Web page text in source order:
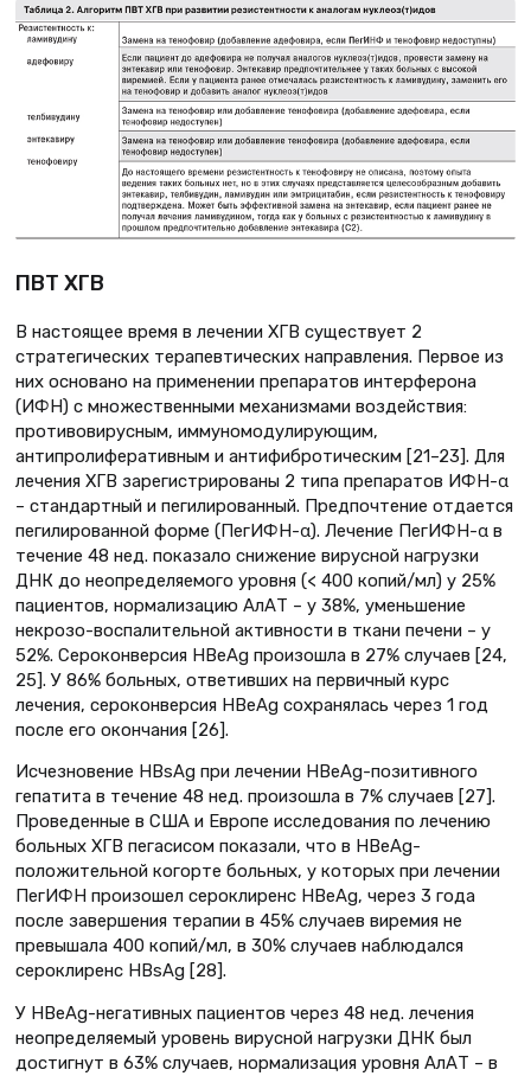
ПВТ ХГВ
В настоящее время в лечении ХГВ существует 2
стратегических терапевтических направления. Первое из
них основано на применении препаратов интерферона
(ИФН) с множественными механизмами воздействия:
противовирусным, иммуномодулирующим,
антипролиферативным и антифибротическим [21–23]. Для
лечения ХГВ зарегистрированы 2 типа препаратов ИФН-α
– стандартный и пегилированный. Предпочтение отдается
пегилированной форме (ПегИФН-α). Лечение ПегИФН-α в
течение 48 нед. показало снижение вирусной нагрузки
ДНК до неопределяемого уровня (< 400 копий/мл) у 25%
пациентов, нормализацию АлАТ – у 38%, уменьшение
некрозо-воспалительной активности в ткани печени – у
52%. Сероконверсия HBeAg произошла в 27% случаев [24,
25]. У 86% больных, ответивших на первичный курс
лечения, сероконверсия HBeAg сохранялась через 1 год
после его окончания [26].
Исчезновение HBsAg при лечении HBeAg-позитивного
гепатита в течение 48 нед. произошла в 7% случаев [27].
Проведенные в США и Европе исследования по лечению
больных ХГВ пегасисом показали, что в HBeAg-
положительной когорте больных, у которых при лечении
ПегИФН произошел сероклиренс HBeAg, через 3 года
после завершения терапии в 45% случаев виремия не
превышала 400 копий/мл, в 30% случаев наблюдался
сероклиренс HBsAg [28].
У HBeAg-негативных пациентов через 48 нед. лечения
неопределяемый уровень вирусной нагрузки ДНК был
достигнут в 63% случаев, нормализация уровня АлАТ – в